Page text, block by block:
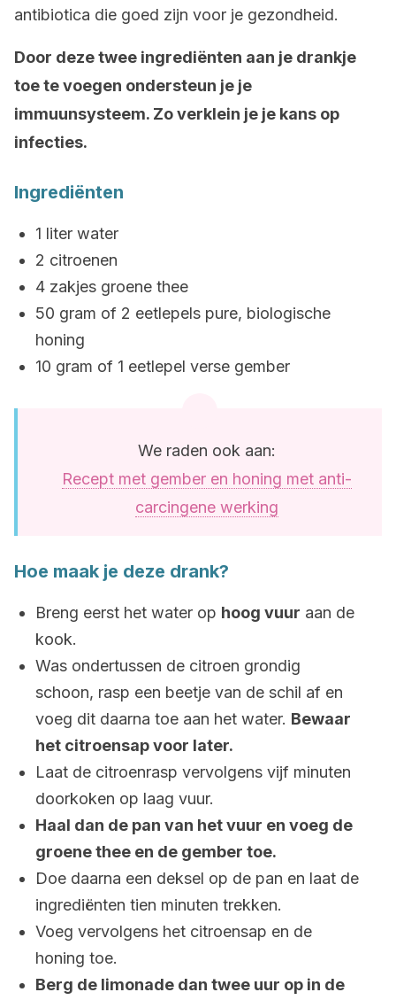
antibiotica die goed zijn voor je gezondheid.
Door deze twee ingrediënten aan je drankje
toe te voegen ondersteun je je
immuunsysteem. Zo verklein je je kans op
infecties.
Ingrediënten
1 liter water
2 citroenen
4 zakjes groene thee
50 gram of 2 eetlepels pure, biologische
honing
10 gram of 1 eetlepel verse gember
We raden ook aan:
Recept met gember en honing met anti-
carcingene werking
Hoe maak je deze drank?
Breng eerst het water op hoog vuur aan de
kook.
Was ondertussen de citroen grondig
schoon, rasp een beetje van de schil af en
voeg dit daarna toe aan het water. Bewaar
het citroensap voor later.
Laat de citroenrasp vervolgens vijf minuten
doorkoken op laag vuur.
Haal dan de pan van het vuur en voeg de
groene thee en de gember toe.
Doe daarna een deksel op de pan en laat de
ingrediënten tien minuten trekken.
Voeg vervolgens het citroensap en de
honing toe.
Berg de limonade dan twee uur op in de